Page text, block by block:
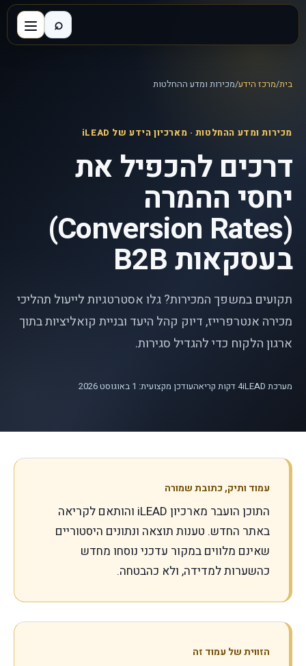
⌕
בית/מרכז הידע/מכירות ומדע ההחלטות
מכירות ומדע ההחלטות · מארכיון הידע של iLEAD
דרכים להכפיל את
יחסי ההמרה
(Conversion Rates)
בעסקאות B2B
תקועים במשפך המכירות? גלו אסטרטגיות לייעול תהליכי
מכירה אנטרפרייז, דיוק קהל היעד ובניית קואליציות בתוך
ארגון הלקוח כדי להגדיל סגירות.
מערכת iLEAD 4דקות קריאהעודכן מקצועית: 1 באוגוסט 2026
עמוד ותיק, כתובת שמורה
התוכן הועבר מארכיון iLEAD והותאם לקריאה
באתר החדש. טענות תוצאה ונתונים היסטוריים
שאינם מלווים במקור עדכני נוסחו מחדש
כהשערות למדידה, ולא כהבטחה.
הזווית של עמוד זה